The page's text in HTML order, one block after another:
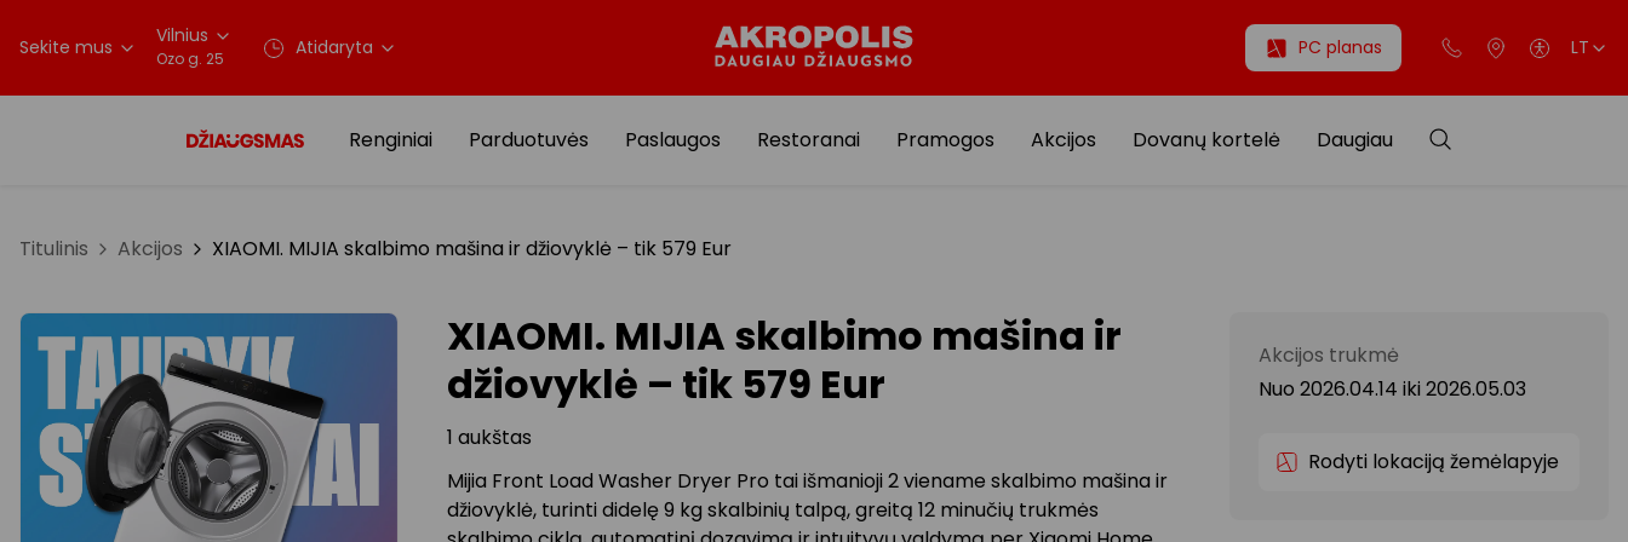
Sekite mus Vilnius
Ozo g. 25 Atidaryta PC planas LT
Renginiai Parduotuvės Paslaugos Restoranai Pramogos Akcijos Dovanų kortelė Daugiau
Titulinis Akcijos XIAOMI. MIJIA skalbimo mašina ir džiovyklė – tik 579 Eur
XIAOMI. MIJIA skalbimo mašina ir
džiovyklė – tik 579 Eur
1 aukštas
Mijia Front Load Washer Dryer Pro tai išmanioji 2 viename skalbimo mašina ir
džiovyklė, turinti didelę 9 kg skalbinių talpą, greitą 12 minučių trukmės
Akcijos trukmė
Nuo 2026.04.14 iki 2026.05.03
Rodyti lokaciją žemėlapyje